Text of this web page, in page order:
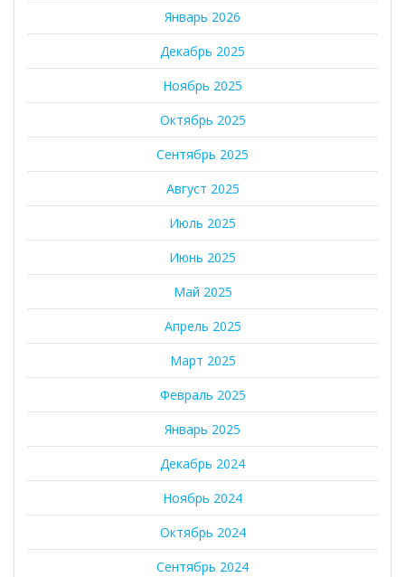
Январь 2026
Декабрь 2025
Ноябрь 2025
Октябрь 2025
Сентябрь 2025
Август 2025
Июль 2025
Июнь 2025
Май 2025
Апрель 2025
Март 2025
Февраль 2025
Январь 2025
Декабрь 2024
Ноябрь 2024
Октябрь 2024
Сентябрь 2024